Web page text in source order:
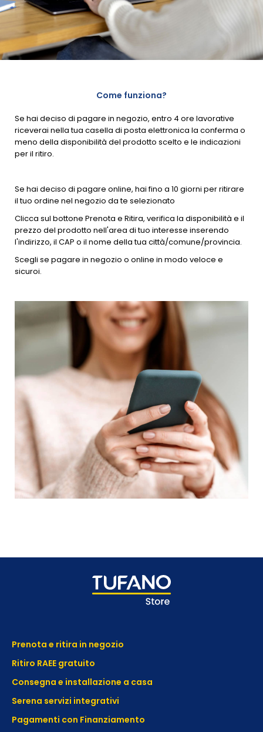
Come funziona?
Se hai deciso di pagare in negozio, entro 4 ore lavorative
riceverai nella tua casella di posta elettronica la conferma o
meno della disponibilità del prodotto scelto e le indicazioni
per il ritiro.
Se hai deciso di pagare online, hai fino a 10 giorni per ritirare
il tuo ordine nel negozio da te selezionato
Clicca sul bottone Prenota e Ritira, verifica la disponibilità e il
prezzo del prodotto nell'area di tuo interesse inserendo
l'indirizzo, il CAP o il nome della tua città/comune/provincia.
Scegli se pagare in negozio o online in modo veloce e
sicuroi.
Prenota e ritira in negozio
Ritiro RAEE gratuito
Consegna e installazione a casa
Serena servizi integrativi
Pagamenti con Finanziamento